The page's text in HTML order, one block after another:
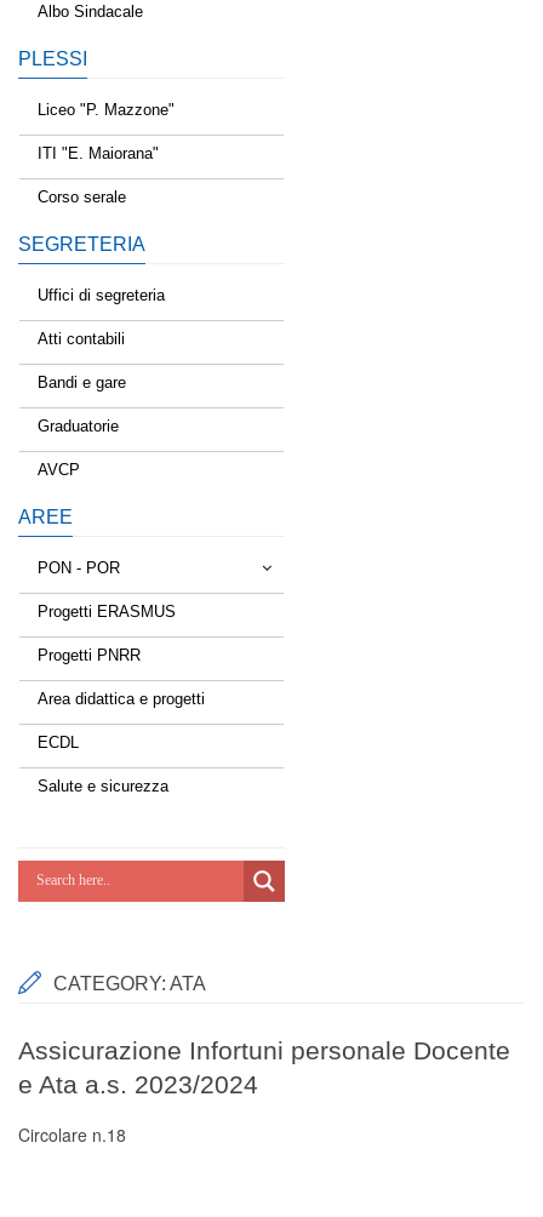
Albo Sindacale
PLESSI
Liceo "P. Mazzone"
ITI "E. Maiorana"
Corso serale
SEGRETERIA
Uffici di segreteria
Atti contabili
Bandi e gare
Graduatorie
AVCP
AREE
PON - POR
Tessere la rete
Estate a scuola
Scuola d'estate
Lab Green
Potenziamoci
Progetti ERASMUS
Progetti PNRR
Area didattica e progetti
ECDL
Salute e sicurezza
CATEGORY: ATA
Assicurazione Infortuni personale Docente
e Ata a.s. 2023/2024
Circolare n.18